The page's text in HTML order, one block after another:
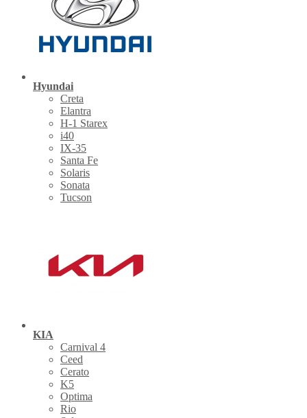
Hyundai
Creta
Elantra
H-1 Starex
i40
IX-35
Santa Fe
Solaris
Sonata
Tucson
KIA
Carnival 4
Ceed
Cerato
K5
Optima
Rio